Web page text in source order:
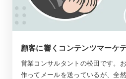
顧客に響くコンテンツマーケ
営業コンサルタントの松田です。
作ってメールを送っているが、全